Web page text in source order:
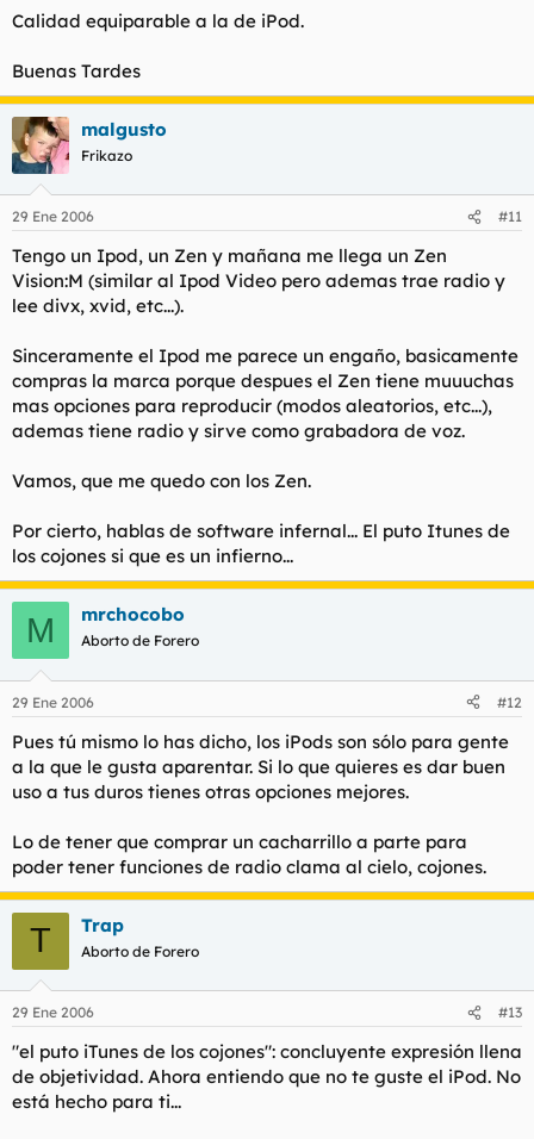
Calidad equiparable a la de iPod.
Buenas Tardes
malgusto
Frikazo
29 Ene 2006 #11
Tengo un Ipod, un Zen y mañana me llega un Zen
Vision:M (similar al Ipod Video pero ademas trae radio y
lee divx, xvid, etc...).
Sinceramente el Ipod me parece un engaño, basicamente
compras la marca porque despues el Zen tiene muuuchas
mas opciones para reproducir (modos aleatorios, etc...),
ademas tiene radio y sirve como grabadora de voz.
Vamos, que me quedo con los Zen.
Por cierto, hablas de software infernal... El puto Itunes de
los cojones si que es un infierno...
M mrchocobo
Aborto de Forero
29 Ene 2006 #12
Pues tú mismo lo has dicho, los iPods son sólo para gente
a la que le gusta aparentar. Si lo que quieres es dar buen
uso a tus duros tienes otras opciones mejores.
Lo de tener que comprar un cacharrillo a parte para
poder tener funciones de radio clama al cielo, cojones.
T Trap
Aborto de Forero
29 Ene 2006 #13
"el puto iTunes de los cojones": concluyente expresión llena
de objetividad. Ahora entiendo que no te guste el iPod. No
está hecho para ti...